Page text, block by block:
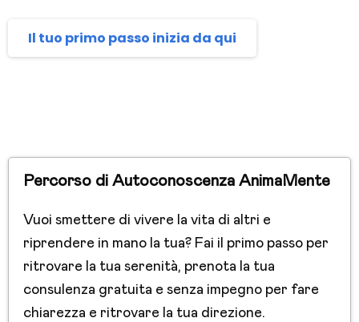
Il tuo primo passo inizia da qui
Percorso di Autoconoscenza AnimaMente
Vuoi smettere di vivere la vita di altri e
riprendere in mano la tua? Fai il primo passo per
ritrovare la tua serenità, prenota la tua
consulenza gratuita e senza impegno per fare
chiarezza e ritrovare la tua direzione.